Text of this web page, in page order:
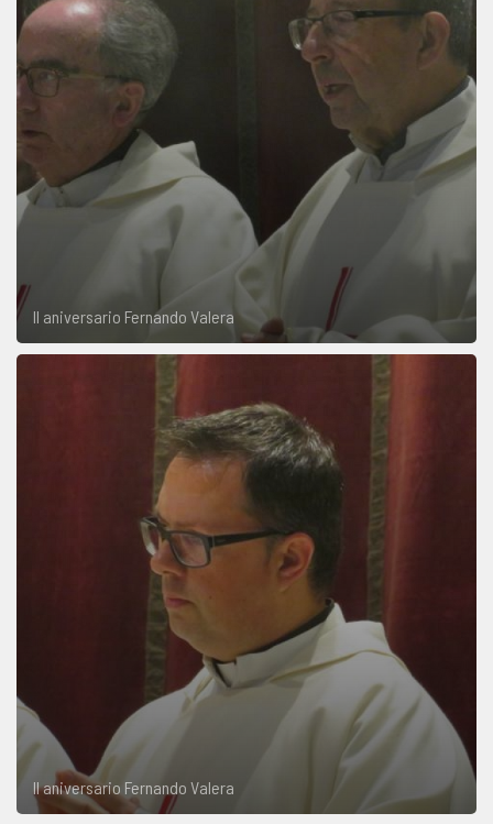
II aniversario Fernando Valera
II aniversario Fernando Valera